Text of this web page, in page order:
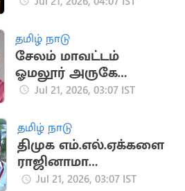
தமிழ் நாடு
சேலம் மாவட்டம்
ஓமலூர் அருகே
வயதான தம்பதி
Jul 21, 2026, 03:07 IST
தமிழ் நாடு
திமுக எம்.எல்.ஏக்களை
ராஜினாமா
செய்யச்சொல்லி
Jul 21, 2026, 03:07 IST